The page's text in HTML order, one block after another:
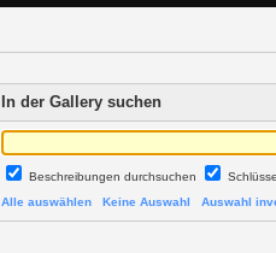
In der Gallery suchen
Beschreibungen durchsuchen
Alle auswählen
Keine Auswahl Auswahl